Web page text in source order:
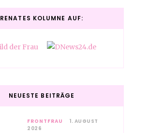
RENATES KOLUMNE AUF:
NEUESTE BEITRÄGE
FRONTFRAU
1. AUGUST
2026